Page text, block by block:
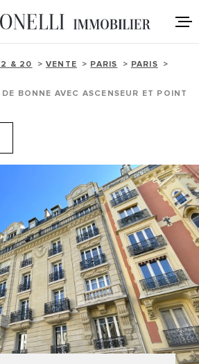
NOS
- LES LILAS
ESTIMER
NOTRE
CONTACT
& 20 VENTE PARIS
PARIS
BONNE AVEC ASCENSEUR ET POINT
RECHERCHE
TYPE
TYPE DE BIEN
VILLE
CHAMPS
TEXTE
RECHERCHER